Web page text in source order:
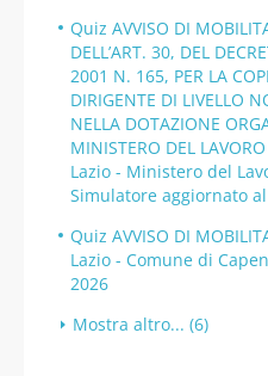
Quiz AVVISO DI
DELL’ART. 30, DEL
2001 N. 165, PER LA
DIRIGENTE DI LIVELLO
NELLA DOTAZIONE
MINISTERO DEL
Lazio - Ministero del
Simulatore aggiornato
Quiz AVVISO DI
Lazio - Comune di
2026
Mostra altro... (6)